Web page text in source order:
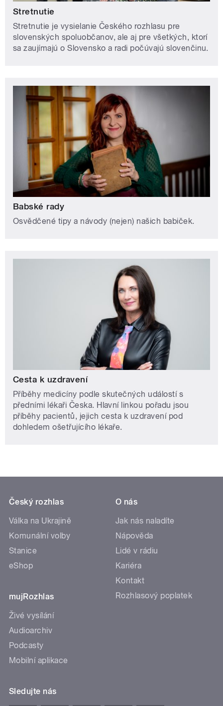
Stretnutie
Stretnutie je vysielanie Českého rozhlasu pre
slovenských spoluobčanov, ale aj pre všetkých, ktorí
sa zaujímajú o Slovensko a radi počúvajú slovenčinu.
Babské rady
Osvědčené tipy a návody (nejen) našich babiček.
Cesta k uzdravení
Příběhy medicíny podle skutečných událostí s
předními lékaři Česka. Hlavní linkou pořadu jsou
příběhy pacientů, jejich cesta k uzdravení pod
dohledem ošetřujícího lékaře.
Český rozhlas
Válka na Ukrajině
Komunální volby
Stanice
eShop
mujRozhlas
Živé vysílání
Audioarchiv
Podcasty
Mobilní aplikace
O nás
Jak nás naladíte
Nápověda
Lidé v rádiu
Kariéra
Kontakt
Rozhlasový poplatek
Sledujte nás